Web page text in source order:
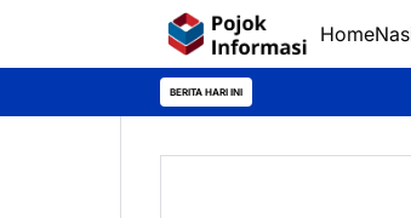
Home
BERITA HARI INI